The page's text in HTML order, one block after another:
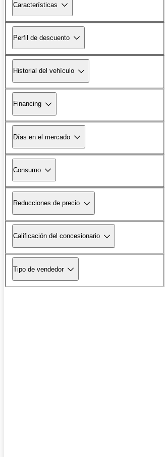
Características
Perfil de descuento
Historial del vehículo
Financing
Días en el mercado
Consumo
Reducciones de precio
Calificación del concesionario
Tipo de vendedor